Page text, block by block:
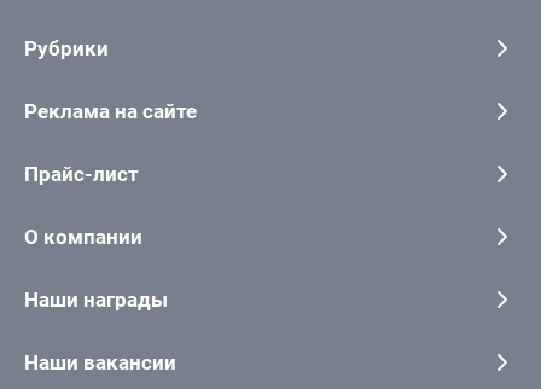
Рубрики
Реклама на сайте
Прайс-лист
О компании
Наши награды
Наши вакансии